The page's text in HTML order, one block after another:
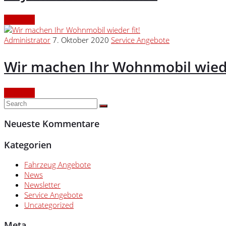
Administrator 7. Oktober 2020 Service Angebote
Wir machen Ihr Wohnmobil
Neueste Kommentare
Kategorien
Fahrzeug Angebote
News
Newsletter
Service Angebote
Uncategorized